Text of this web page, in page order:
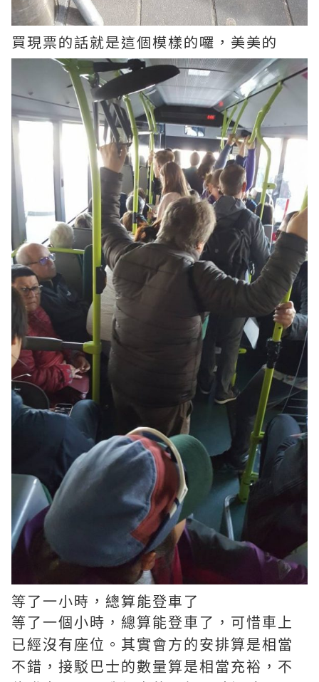
買現票的話就是這個模樣的囉，美美的
等了一小時，總算能登車了
等了一個小時，總算能登車了，可惜車上
已經沒有座位。其實會方的安排算是相當
不錯，接駁巴士的數量算是相當充裕，不